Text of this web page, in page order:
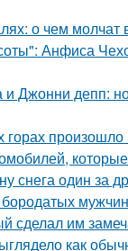
о чем
Анфиса
и Джонни депп:
горах произошло
снега один за
сделал им
как